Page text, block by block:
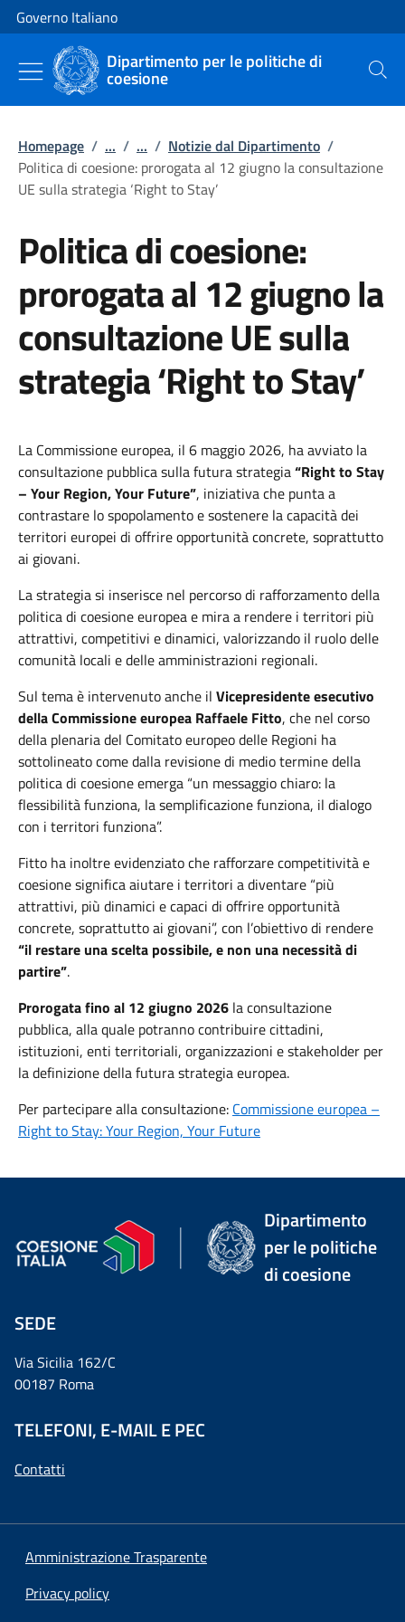
Vai al contenuto
Vai alla navigazione del sito
Governo Italiano
Dipartimento per le politiche di
coesione Cerca
Homepage / ... / ... / Notizie dal Dipartimento /
Politica di coesione: prorogata al 12 giugno la consultazione
UE sulla strategia ‘Right to Stay’
Politica di coesione:
prorogata al 12 giugno la
consultazione UE sulla
strategia ‘Right to Stay’
La Commissione europea, il 6 maggio 2026, ha avviato la
consultazione pubblica sulla futura strategia“Right to Stay
– Your Region, Your Future”, iniziativa che punta a
contrastare lo spopolamento e sostenere la capacità dei
territori europei di offrire opportunità concrete, soprattutto
ai giovani.
La strategia si inserisce nel percorso di rafforzamento della
politica di coesione europea e mira a rendere i territori più
attrattivi, competitivi e dinamici, valorizzando il ruolo delle
comunità locali e delle amministrazioni regionali.
Sul tema è intervenuto anche il Vicepresidente esecutivo
della Commissione europea Raffaele Fitto, che nel corso
della plenaria del Comitato europeo delle Regioni ha
sottolineato come dalla revisione di medio termine della
politica di coesione emerga “un messaggio chiaro: la
flessibilità funziona, la semplificazione funziona, il dialogo
con i territori funziona”.
Fitto ha inoltre evidenziato che rafforzare competitività e
coesione significa aiutare i territori a diventare “più
attrattivi, più dinamici e capaci di offrire opportunità
concrete, soprattutto ai giovani”, con l’obiettivo di rendere
“il restare una scelta possibile, e non una necessità di
partire”.
Prorogata fino al 12 giugno 2026 la consultazione
pubblica, alla quale potranno contribuire cittadini,
istituzioni, enti territoriali, organizzazioni e stakeholder per
la definizione della futura strategia europea.
Per partecipare alla consultazione: Commissione europea –
Right to Stay: Your Region, Your Future
Dipartimento
per le politiche
di coesione
SEDE
Via Sicilia 162/C
00187 Roma
TELEFONI, E-MAIL E PEC
Contatti
Amministrazione Trasparente
Privacy policy